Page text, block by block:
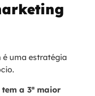
uma estratégia
a 3ª maior